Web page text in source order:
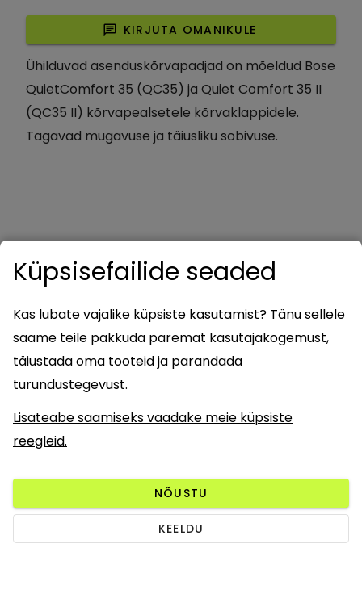
chat KIRJUTA OMANIKULE
Ühilduvad asenduskõrvapadjad on mõeldud Bose
QuietComfort 35 (QC35) ja Quiet Comfort 35 II
(QC35 II) kõrvapealsetele kõrvaklappidele.
Tagavad mugavuse ja täiusliku sobivuse.
Küpsisefailide seaded
Kas lubate vajalike küpsiste kasutamist? Tänu sellele
saame teile pakkuda paremat kasutajakogemust,
täiustada oma tooteid ja parandada
turundustegevust.
Lisateabe saamiseks vaadake meie küpsiste
reegleid.
NÕUSTU
KEELDU